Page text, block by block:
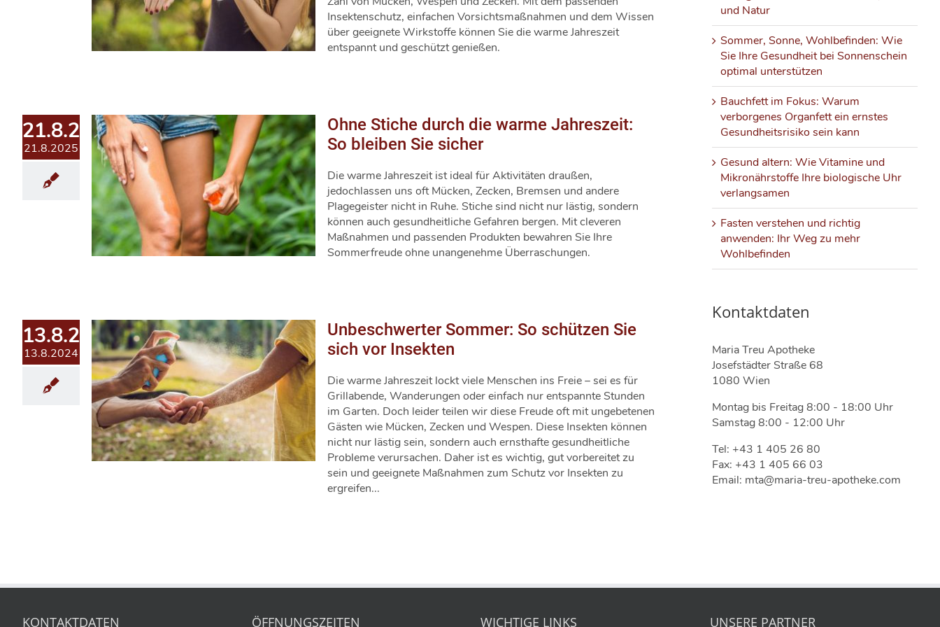
Insektenschutz, einfachen Vorsichtsmaßnahmen und dem Wissen
über geeignete Wirkstoffe können Sie die warme Jahreszeit
entspannt und geschützt genießen.
21.8.2025
21.8.2025
Ohne Stiche durch die warme Jahreszeit:
So bleiben Sie sicher
Die warme Jahreszeit ist ideal für Aktivitäten draußen,
jedochlassen uns oft Mücken, Zecken, Bremsen und andere
Plagegeister nicht in Ruhe. Stiche sind nicht nur lästig, sondern
können auch gesundheitliche Gefahren bergen. Mit cleveren
Maßnahmen und passenden Produkten bewahren Sie Ihre
Sommerfreude ohne unangenehme Überraschungen.
13.8.2024
13.8.2024
Unbeschwerter Sommer: So schützen Sie
sich vor Insekten
Die warme Jahreszeit lockt viele Menschen ins Freie – sei es für
Grillabende, Wanderungen oder einfach nur entspannte Stunden
im Garten. Doch leider teilen wir diese Freude oft mit ungebetenen
Gästen wie Mücken, Zecken und Wespen. Diese Insekten können
nicht nur lästig sein, sondern auch ernsthafte gesundheitliche
Probleme verursachen. Daher ist es wichtig, gut vorbereitet zu
sein und geeignete Maßnahmen zum Schutz vor Insekten zu
ergreifen...
und Natur
Sommer, Sonne, Wohlbefinden: Wie
Sie Ihre Gesundheit bei Sonnenschein
optimal unterstützen
Bauchfett im Fokus: Warum
verborgenes Organfett ein ernstes
Gesundheitsrisiko sein kann
Gesund altern: Wie Vitamine und
Mikronährstoffe Ihre biologische Uhr
verlangsamen
Fasten verstehen und richtig
anwenden: Ihr Weg zu mehr
Wohlbefinden
Kontaktdaten
Maria Treu Apotheke
Josefstädter Straße 68
1080 Wien
Montag bis Freitag 8:00 - 18:00 Uhr
Samstag 8:00 - 12:00 Uhr
Tel: +43 1 405 26 80
Fax: +43 1 405 66 03
Email: mta@maria-treu-apotheke.com
KONTAKTDATEN ÖFFNUNGSZEITEN WICHTIGE LINKS UNSERE PARTNER